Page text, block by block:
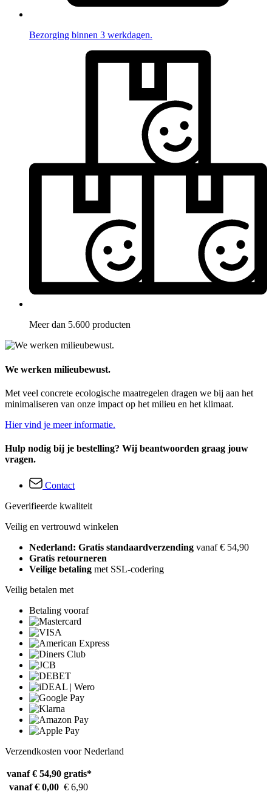
Bezorging binnen 3 werkdagen.
Meer dan 5.600 producten
We werken milieubewust.
Met veel concrete ecologische maatregelen dragen we bij aan het
minimaliseren van onze impact op het milieu en het klimaat.
Hier vind je meer informatie.
Hulp nodig bij je bestelling? Wij beantwoorden graag jouw
vragen.
Contact
Geverifieerde kwaliteit
Veilig en vertrouwd winkelen
Nederland: Gratis standaardverzending vanaf € 54,90
Gratis retourneren
Veilige betaling met SSL-codering
Veilig betalen met
Betaling vooraf
Verzendkosten voor Nederland
vanaf € 54,90 gratis*
vanaf € 0,00 € 6,90